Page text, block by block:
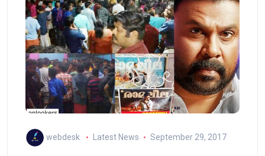
webdesk Latest News September 29, 2017